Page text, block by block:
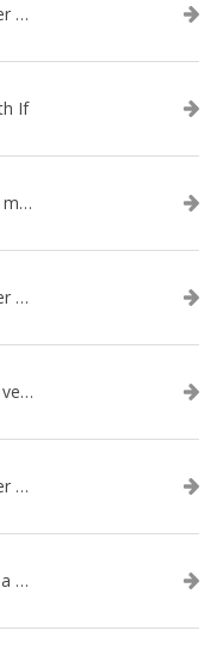
SPEAK TIPS | La rassegna stampa per migliorare l’inglese - luglio 2026
If
WORD UP | Imparare l'inglese con la musica: David Bowie
SPEAK TIPS | La rassegna stampa per migliorare l’inglese - aprile 2026
LANGUAGE FOCUS | Modal Auxiliary verbs in the past
SPEAK TIPS | La rassegna stampa per migliorare l’inglese - marzo 2026
Speak Elevator Pitch: come imparare a gestire una presentazione in inglese